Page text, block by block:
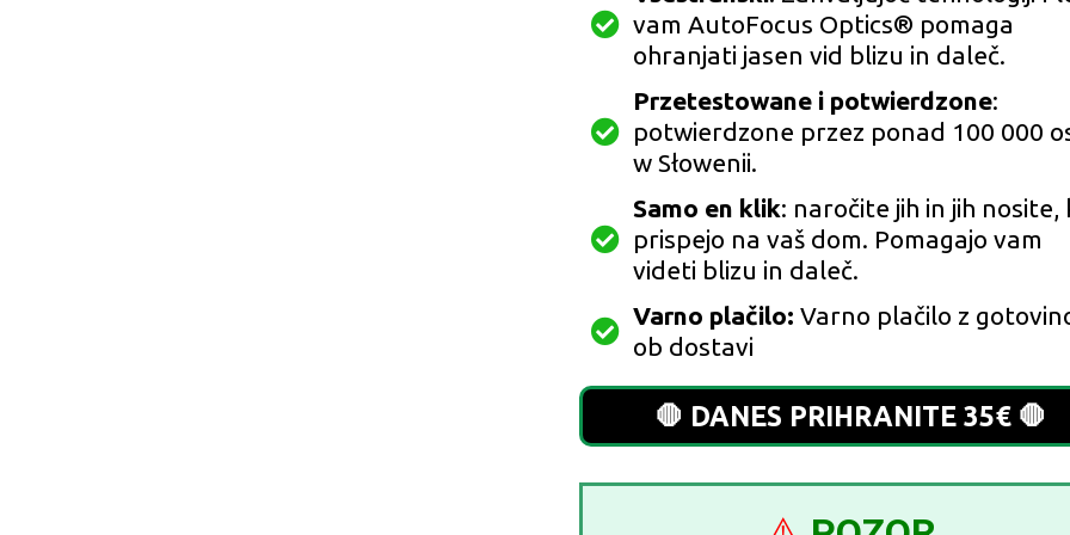
vam AutoFocus Optics® pomaga
ohranjati jasen vid blizu in daleč.
Przetestowane i potwierdzone:
potwierdzone przez ponad 100 000
w Słowenii.
Samo en klik: naročite jih in jih nosite,
prispejo na vaš dom. Pomagajo vam
videti blizu in daleč.
Varno plačilo: Varno plačilo z
ob dostavi
🛑 DANES PRIHRANITE 35€ 🛑